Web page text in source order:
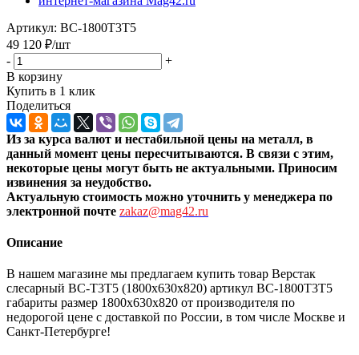
Артикул: ВС-1800Т3Т5
49 120 ₽/шт
-
+
В корзину
Купить в 1 клик
Поделиться
Из за курса валют и нестабильной цены на металл, в
данный момент цены пересчитываются. В связи с этим,
некоторые цены могут быть не актуальными. Приносим
извинения за неудобство.
Актуальную стоимость можно уточнить у менеджера по
электронной почте zakaz@mag42.ru
Описание
В нашем магазине мы предлагаем купить товар Верстак
слесарный ВС-Т3Т5 (1800x630x820) артикул ВС-1800Т3Т5
габариты размер 1800x630x820 от производителя по
недорогой цене с доставкой по России, в том числе Москве и
Санкт-Петербурге!